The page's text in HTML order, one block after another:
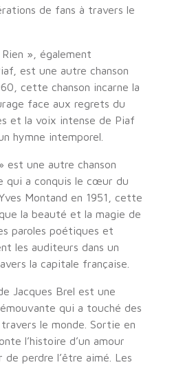
de fans à travers le
», également
est une autre chanson
cette chanson incarne la
face aux regrets du
et la voix intense de Piaf
hymne intemporel.
est une autre chanson
qui a conquis le cœur du
Montand en 1951, cette
la beauté et la magie de
paroles poétiques et
les auditeurs dans un
la capitale française.
Jacques Brel est une
qui a touché des
le monde. Sortie en
l’histoire d’un amour
perdre l’être aimé. Les